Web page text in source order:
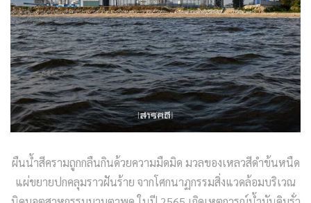
ผืนน้ำสีครามถูกกลืนกินด้วยความมืดมิด มวลของเหลวสีดำข้นหนืด
แผ่ขยายปกคลุมราวฝันร้าย จากโศกนาฏกรรมสิ่งแวดล้อมบริเวณ